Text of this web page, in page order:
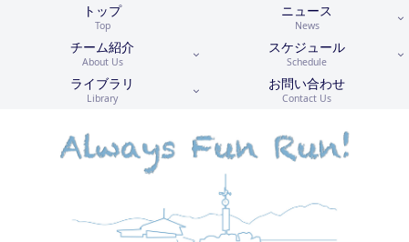
トップ
Top
ニュース
News
チーム紹介
About Us
スケジュール
Schedule
ライブラリ
Library
お問い合わせ
Contact Us